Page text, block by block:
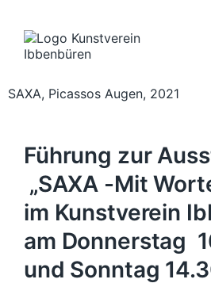
SAXA, Picassos Augen, 2021
Führung zur
„SAXA -Mit
im Kunstverein
am Donnerstag
und Sonntag